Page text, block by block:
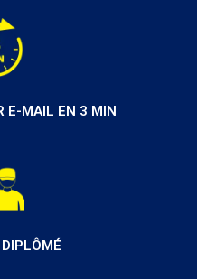
E-MAIL EN 3 MIN